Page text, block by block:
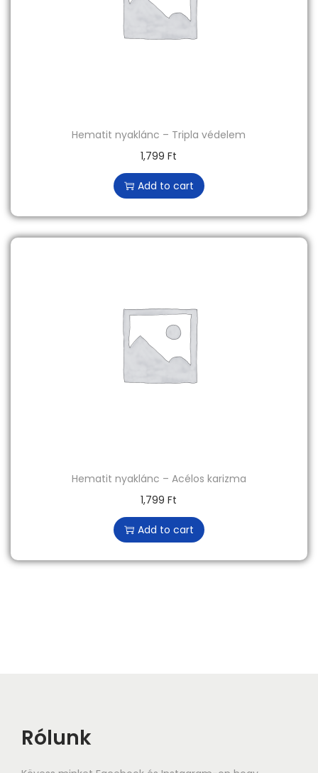
Hematit nyaklánc – Tripla védelem
1,799Ft
Add to cart
Hematit nyaklánc – Acélos karizma
1,799Ft
Add to cart
Rólunk